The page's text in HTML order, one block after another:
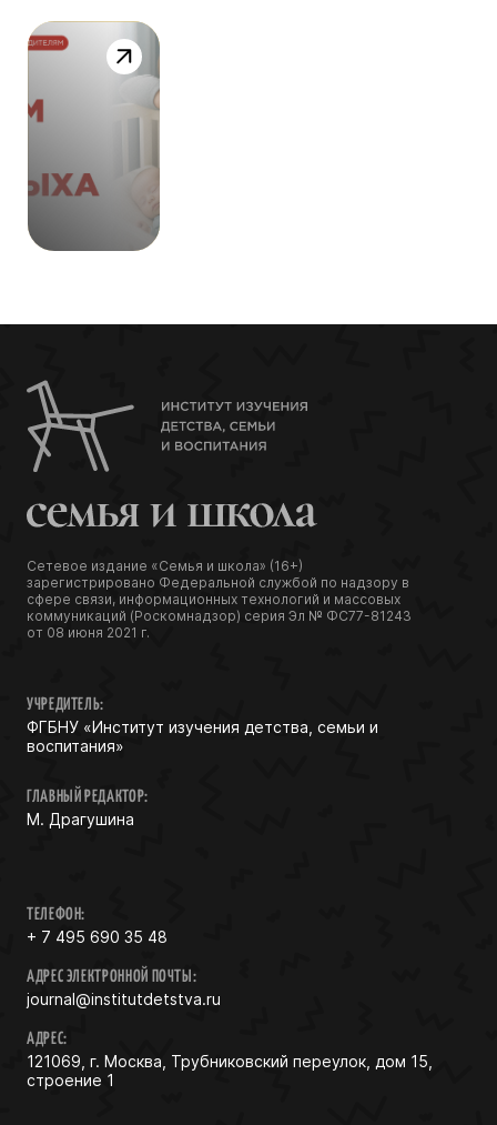
Сетевое издание «Семья и школа» (16+)
зарегистрировано Федеральной службой по надзору в
сфере связи, информационных технологий и массовых
коммуникаций (Роскомнадзор) серия Эл № ФС77-81243
от 08 июня 2021 г.
УЧРЕДИТЕЛЬ:
ФГБНУ «Институт изучения детства, семьи и
воспитания»
ГЛАВНЫЙ РЕДАКТОР:
М. Драгушина
ТЕЛЕФОН:
+ 7 495 690 35 48
АДРЕС ЭЛЕКТРОННОЙ ПОЧТЫ:
journal@institutdetstva.ru
АДРЕС:
121069, г. Москва, Трубниковский переулок, дом 15,
строение 1